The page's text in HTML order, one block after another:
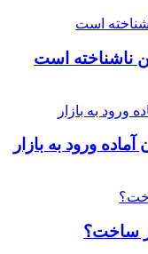
ناشناخته است
ورود به بازار
ساخت؟